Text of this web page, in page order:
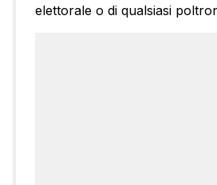
elettorale o di qualsiasi